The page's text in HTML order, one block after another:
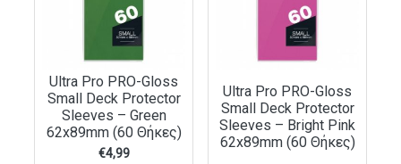
Ultra Pro PRO-Gloss
Small Deck Protector
Sleeves – Green
62x89mm (60 Θήκες)
€4,99
Ultra Pro PRO-Gloss
Small Deck Protector
Sleeves – Bright Pink
62x89mm (60 Θήκες)